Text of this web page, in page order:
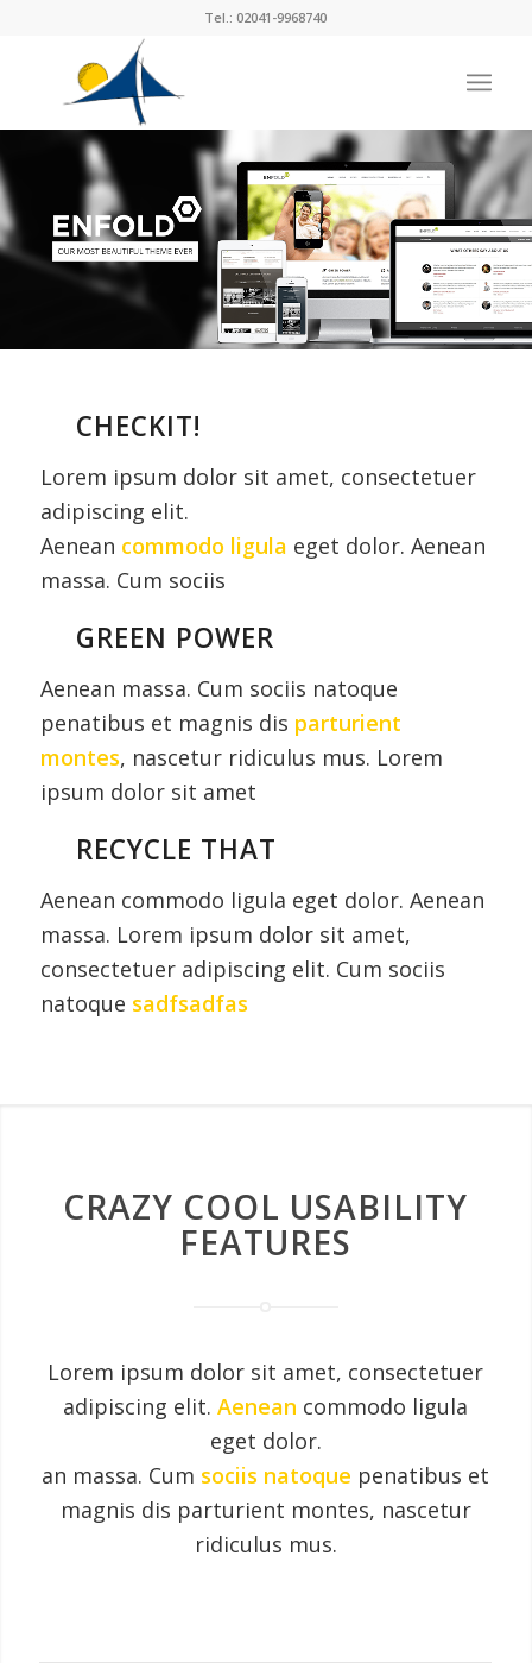
Tel.: 02041-9968740
CHECKIT!
Lorem ipsum dolor sit amet, consectetuer
adipiscing elit.
Aenean commodo ligula eget dolor. Aenean
massa. Cum sociis
GREEN POWER
Aenean massa. Cum sociis natoque
penatibus et magnis dis parturient
montes, nascetur ridiculus mus. Lorem
ipsum dolor sit amet
RECYCLE THAT
Aenean commodo ligula eget dolor. Aenean
massa. Lorem ipsum dolor sit amet,
consectetuer adipiscing elit. Cum sociis
natoque sadfsadfas
CRAZY COOL USABILITY
FEATURES
Lorem ipsum dolor sit amet, consectetuer
adipiscing elit.Aenean commodo ligula
eget dolor.
an massa. Cum sociis natoque penatibus et
magnis dis parturient montes, nascetur
ridiculus mus.